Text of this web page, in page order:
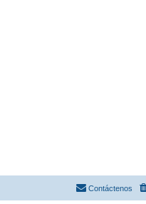
Contáctenos